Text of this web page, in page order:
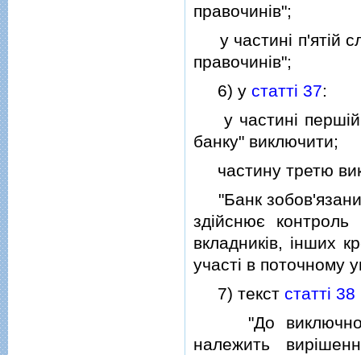
правочинiв";
у частинi п'ятiй
правочинiв";
6) у статтi 37:
у частинi першiй
банку" виключити;
частину третю
"Банк
здiйснює контроль
вкладникiв, iнших
участi в поточному
7) текст статтi 38
"До виключної
належить